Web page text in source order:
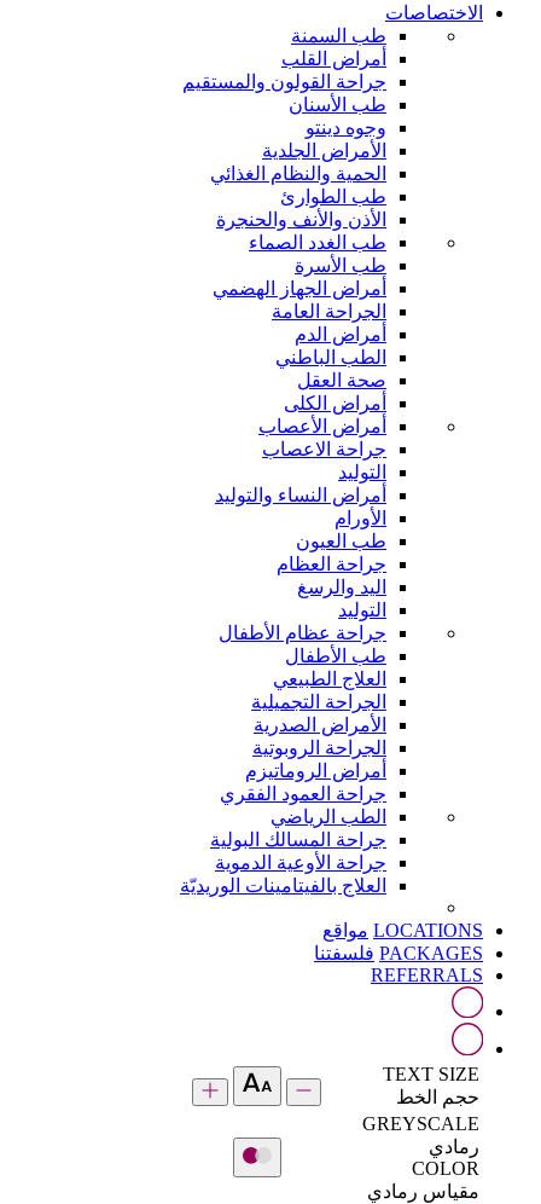
الاختصاصات
طب السمنة
أمراض القلب
جراحة القولون والمستقيم
طب الأسنان
وجوه دينتو
الأمراض الجلدية
الحمية والنظام الغذائي
طب الطوارئ
الأذن والأنف والحنجرة
طب الغدد الصماء
طب الأسرة
أمراض الجهاز الهضمي
الجراحة العامة
أمراض الدم
الطب الباطني
صحة العقل
أمراض الكلى
أمراض الأعصاب
جراحة الاعصاب
التوليد
أمراض النساء والتوليد
الأورام
طب العيون
جراحة العظام
اليد والرسغ
التوليد
جراحة عظام الأطفال
طب الأطفال
العلاج الطبيعي
الجراحة التجميلية
الأمراض الصدرية
الجراحة الروبوتية
أمراض الروماتيزم
جراحة العمود الفقري
الطب الرياضي
جراحة المسالك البولية
جراحة الأوعية الدموية
العلاج بالفيتامينات الوريديّة
LOCATIONS مواقع
PACKAGES فلسفتنا
REFERRALS
TEXT SIZE
حجم الخط
GREYSCALE
رمادي
COLOR
مقياس رمادي